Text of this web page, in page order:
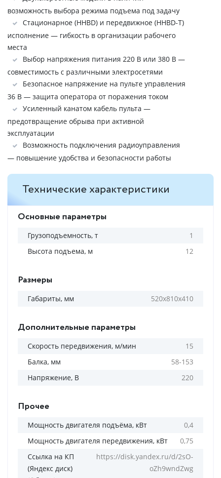
возможность выбора режима подъема под задачу
Стационарное (HHBD) и передвижное (HHBD-Т)
исполнение — гибкость в организации рабочего
места
Выбор напряжения питания 220 В или 380 В —
совместимость с различными электросетями
Безопасное напряжение на пульте управления
36 В — защита оператора от поражения током
Усиленный канатом кабель пульта —
предотвращение обрыва при активной
эксплуатации
Возможность подключения радиоуправления
— повышение удобства и безопасности работы
Технические характеристики
Основные параметры
Грузоподъемность, т
1
Высота подъема, м
12
Размеры
Габариты, мм 520х810х410
Дополнительные параметры
Скорость передвижения, м/мин
15
Балка, мм
58-153
Напряжение, В
220
Прочее
Мощность двигателя подъёма, кВт
0,4
Мощность двигателя передвижения, кВт
0,75
Ссылка на КП
(Яндекс диск)
https://disk.yandex.ru/d/2sO-
oZh9wndZwg